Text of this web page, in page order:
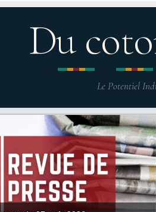
Du
Le Potentiel